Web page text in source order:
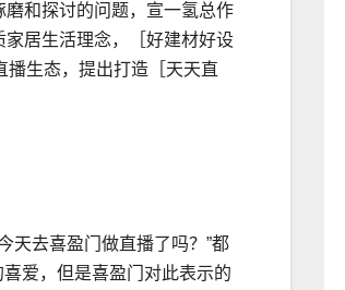
磨和探讨的问题，宣一氢总作
居生活理念，［好建材好设
生态，提出打造［天天直
天去喜盈门做直播了吗？”都
爱，但是喜盈门对此表示的